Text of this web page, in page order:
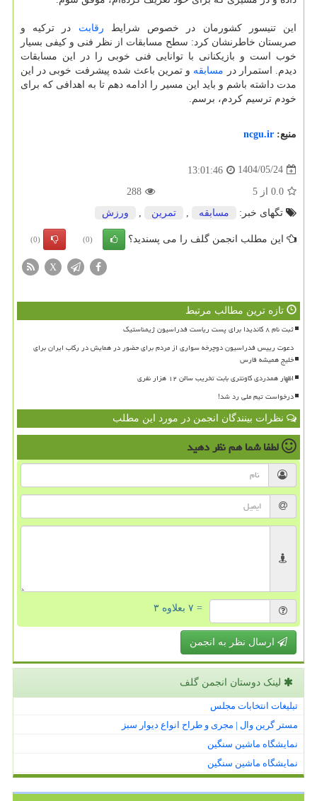
این تنیسور کشورمان در خصوص شرایط رقابت در ترکیه و
صربستان خاطرنشان کرد: سطح مسابقات از نظر فنی و کیفی بسیار
خوب است و بازیکنانی با توانایی فنی خوبی را در این مسابقات
دیدم. استمرار در مسابقه و تمرین باعث شده پیشرفت خوبی در این
مدت داشته باشم و باید این مسیر را ادامه دهم تا به اهدافی که برای
خودم ترسیم کردم، برسم.
منبع: ncgu.ir
1404/05/24
13:01:46
0.0 از 5
288
تگهای خبر:
مسابقه تمرین ورزش
این مطلب انجمن گلف را می پسندید؟ (0)
(0)
X
تازه ترین مطالب مرتبط
ثبت نام ۸ کاندیدا برای پست ریاست فدراسیون ژیمناستیک
دعوت رییس فدراسیون دوچرخه سواری از مردم برای حضور در همایش در رکاب ایران برای
خلیج همیشه فارس
اظهار همدردی کاونتری بابت تخریب سالن ۱۲ هزار نفری
درخواست تیم ملی رد شد!
نظرات بینندگان انجمن در مورد این مطلب
لطفا شما همنظر دهید
= ۷ بعلاوه ۳
ارسال نظر به انجمن
لینک دوستان انجمن گلف
تبلیغات انتخابات مجلس
مستر گرین وال | مجری و طراح انواع دیوار سبز
نمایشگاه ماشین سنگین
نمایشگاه ماشین سنگین